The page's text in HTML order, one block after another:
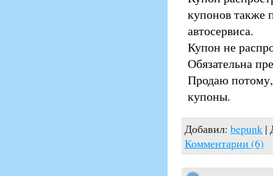
купонов также
автосервиса.
Купон не
Обязательна
Продаю потому,
купоны.
Добавил: bepunk |
Комментарии (6)